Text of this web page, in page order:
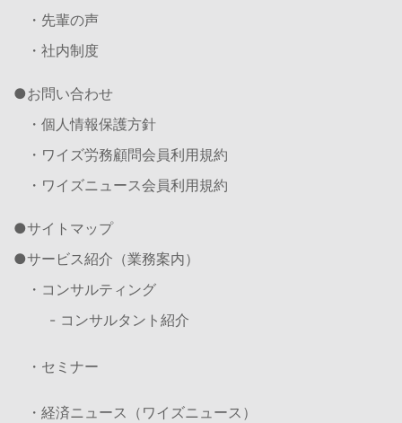
・先輩の声
・社内制度
お問い合わせ
・個人情報保護方針
・ワイズ労務顧問会員利用規約
・ワイズニュース会員利用規約
サイトマップ
サービス紹介（業務案内）
・コンサルティング
- コンサルタント紹介
・セミナー
・経済ニュース（ワイズニュース）